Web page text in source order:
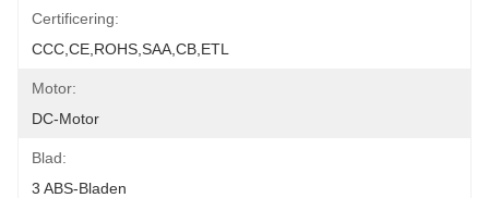
Certificering:
CCC,CE,ROHS,SAA,CB,ETL
Motor:
DC-Motor
Blad:
3 ABS-Bladen